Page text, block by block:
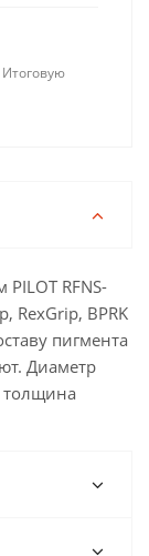
RFNS-
RexGrip, BPRK
пигмента
Диаметр
толщина